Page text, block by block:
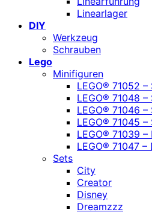
Linearlager
DIY
Werkzeug
Schrauben
Lego
Minifiguren
LEGO® 71052 –
LEGO® 71048 –
LEGO® 71046 –
LEGO® 71045 –
LEGO® 71039
LEGO® 71047
Sets
City
Creator
Disney
Dreamzzz